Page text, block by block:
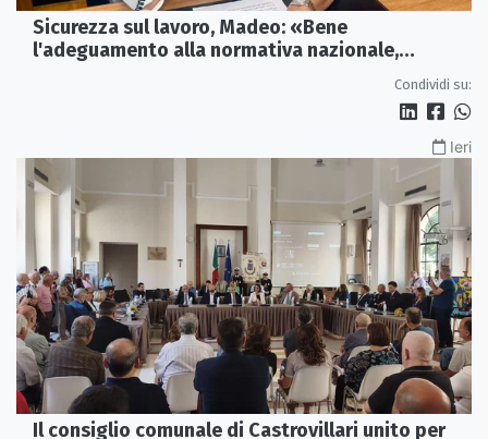
Sicurezza sul lavoro, Madeo: «Bene
l'adeguamento alla normativa nazionale,
Condividi su:
Ieri
Il consiglio comunale di Castrovillari unito per